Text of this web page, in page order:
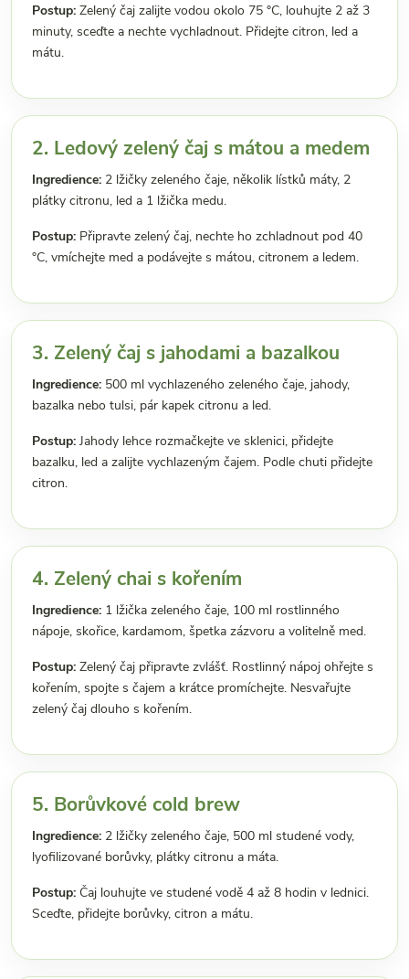
Postup: Zelený čaj zalijte vodou okolo 75 °C, louhujte 2 až 3
minuty, sceďte a nechte vychladnout. Přidejte citron, led a
mátu.
2. Ledový zelený čaj s mátou a medem
Ingredience: 2 lžičky zeleného čaje, několik lístků máty, 2
plátky citronu, led a 1 lžička medu.
Postup: Připravte zelený čaj, nechte ho zchladnout pod 40
°C, vmíchejte med a podávejte s mátou, citronem a ledem.
3. Zelený čaj s jahodami a bazalkou
Ingredience: 500 ml vychlazeného zeleného čaje, jahody,
bazalka nebo tulsi, pár kapek citronu a led.
Postup: Jahody lehce rozmačkejte ve sklenici, přidejte
bazalku, led a zalijte vychlazeným čajem. Podle chuti přidejte
citron.
4. Zelený chai s kořením
Ingredience: 1 lžička zeleného čaje, 100 ml rostlinného
nápoje, skořice, kardamom, špetka zázvoru a volitelně med.
Postup: Zelený čaj připravte zvlášť. Rostlinný nápoj ohřejte s
kořením, spojte s čajem a krátce promíchejte. Nesvařujte
zelený čaj dlouho s kořením.
5. Borůvkové cold brew
Ingredience: 2 lžičky zeleného čaje, 500 ml studené vody,
lyofilizované borůvky, plátky citronu a máta.
Postup: Čaj louhujte ve studené vodě 4 až 8 hodin v lednici.
Sceďte, přidejte borůvky, citron a mátu.